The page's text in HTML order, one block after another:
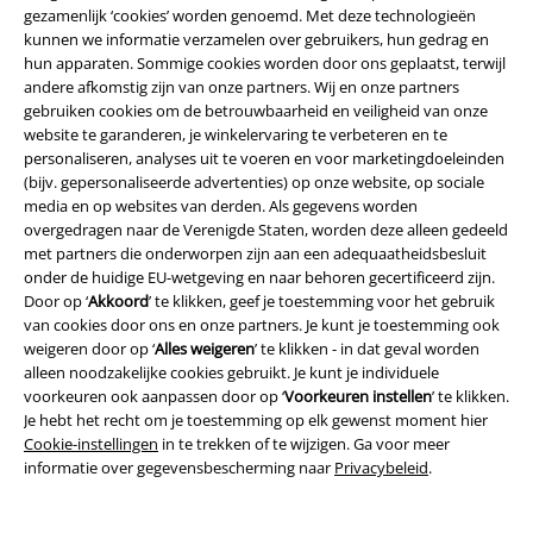
gezamenlijk ‘cookies’ worden genoemd. Met deze technologieën
kunnen we informatie verzamelen over gebruikers, hun gedrag en
hun apparaten. Sommige cookies worden door ons geplaatst, terwijl
andere afkomstig zijn van onze partners. Wij en onze partners
gebruiken cookies om de betrouwbaarheid en veiligheid van onze
website te garanderen, je winkelervaring te verbeteren en te
personaliseren, analyses uit te voeren en voor marketingdoeleinden
(bijv. gepersonaliseerde advertenties) op onze website, op sociale
media en op websites van derden. Als gegevens worden
overgedragen naar de Verenigde Staten, worden deze alleen gedeeld
met partners die onderworpen zijn aan een adequaatheidsbesluit
onder de huidige EU-wetgeving en naar behoren gecertificeerd zijn.
Door op ‘Akkoord’ te klikken, geef je toestemming voor het gebruik
van cookies door ons en onze partners. Je kunt je toestemming ook
weigeren door op ‘Alles weigeren’ te klikken - in dat geval worden
alleen noodzakelijke cookies gebruikt. Je kunt je individuele
voorkeuren ook aanpassen door op ‘Voorkeuren instellen’ te klikken.
Je hebt het recht om je toestemming op elk gewenst moment hier
Cookie-instellingen in te trekken of te wijzigen. Ga voor meer
informatie over gegevensbescherming naar Privacybeleid.
Aangezien zelfs superhelden soms nieuwe kleding nodig hebben, kun je
bij ons allerlei kleding vinden met ontwerpen uit het universum van
Marvel en van DC. Het is aan jou om te bepalen van welk universum je
een grotere fan bent, en anders kies je gewoon lekker niet en haal je het
allemaal in huis. Voor alle bankhangers, of juist voor de sportieve fans,
hebben we geweldige joggingbroeken op voorraad.
Truien voor de koele lente- en zomeravonden
Soms wil je gewoon even lekker comfortabel wegkruipen, want niet
alleen de winter kent frisse dagen. Ook dan zit je bij ons goed! We
hebben namelijk meer dan genoeg comfortabele cardigans en truien
voor vrouwen op voorraad. Of je nou op zoek bent naar kleding met
minder kleuren of juist met felle kleuren, naar subtiele of aparte
ontwerpen, we hebben voor iedereen wat. Stel een nieuwe outfit samen
met een comfortabele trui en geniet ervan!
Vrouwenjassen voor de tussenseizoenen